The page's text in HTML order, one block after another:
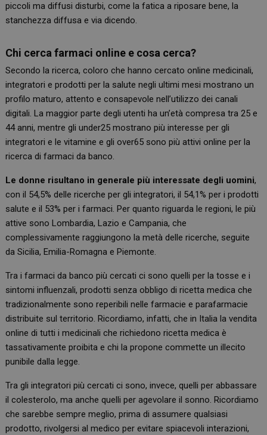
piccoli ma diffusi disturbi, come la fatica a riposare bene, la
stanchezza diffusa e via dicendo.
Chi cerca farmaci online e cosa cerca?
Secondo la ricerca, coloro che hanno cercato online medicinali,
integratori e prodotti per la salute negli ultimi mesi mostrano un
profilo maturo, attento e consapevole nell’utilizzo dei canali
digitali. La maggior parte degli utenti ha un’età compresa tra 25 e
44 anni, mentre gli under25 mostrano più interesse per gli
integratori e le vitamine e gli over65 sono più attivi online per la
ricerca di farmaci da banco.
Le donne risultano in generale più interessate degli uomini,
con il 54,5% delle ricerche per gli integratori, il 54,1% per i prodotti
salute e il 53% per i farmaci. Per quanto riguarda le regioni, le più
attive sono Lombardia, Lazio e Campania, che
complessivamente raggiungono la metà delle ricerche, seguite
da Sicilia, Emilia-Romagna e Piemonte.
Tra i farmaci da banco più cercati ci sono quelli per la tosse e i
sintomi influenzali, prodotti senza obbligo di ricetta medica che
tradizionalmente sono reperibili nelle farmacie e parafarmacie
distribuite sul territorio. Ricordiamo, infatti, che in Italia la vendita
online di tutti i medicinali che richiedono ricetta medica è
tassativamente proibita e chi la propone commette un illecito
punibile dalla legge.
Tra gli integratori più cercati ci sono, invece, quelli per abbassare
il colesterolo, ma anche quelli per agevolare il sonno. Ricordiamo
che sarebbe sempre meglio, prima di assumere qualsiasi
prodotto, rivolgersi al medico per evitare spiacevoli interazioni,